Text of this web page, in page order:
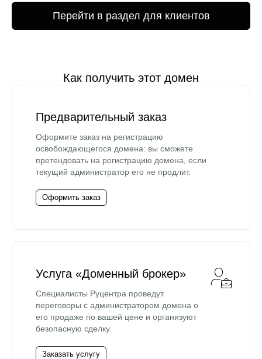
Перейти в раздел для клиентов
Как получить этот домен
Предварительный заказ
Оформите заказ на регистрацию
освобождающегося домена: вы сможете
претендовать на регистрацию домена, если
текущий администратор его не продлит.
Оформить заказ
Услуга «Доменный брокер»
Специалисты Руцентра проведут
переговоры с администратором домена о
его продаже по вашей цене и организуют
безопасную сделку.
Заказать услугу